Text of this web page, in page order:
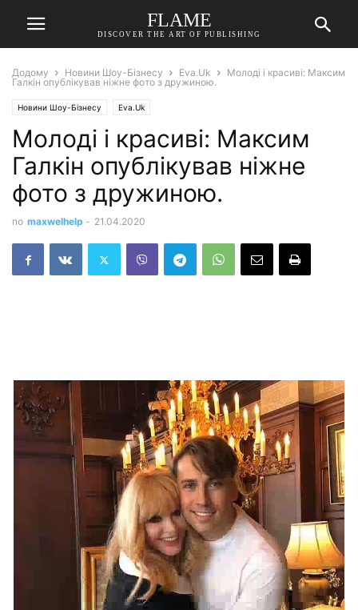
FLAME
DISCOVER THE ART OF PUBLISHING
Додому Новини Шоу-Бізнесу Eva.Uk
Молоді і красиві: Максим
Галкін опублікував ніжне фото з дружиною.
Новини Шоу-Бізнесу Eva.Uk
Молоді і красиві: Максим
Галкін опублікував ніжне
фото з дружиною.
по maxwelhelp - 21.04.2020